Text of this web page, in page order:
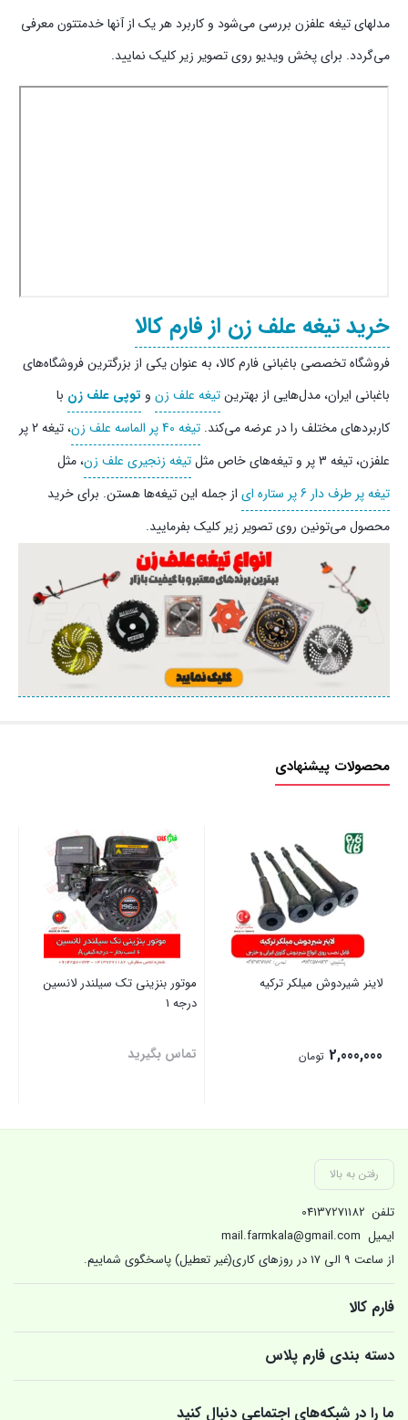
مدلهای تیغه علفزن بررسی می‌شود و کاربرد هر یک از آنها خدمتتون معرفی
می‌گردد. برای پخش ویدیو روی تصویر زیر کلیک نمایید.
خرید تیغه علف زن از فارم کالا
فروشگاه تخصصی باغبانی فارم کالا، به عنوان یکی از بزرگترین فروشگاه‌های
باغبانی ایران، مدل‌هایی از بهترینتیغه علف زن و توپی علف زن با
کاربردهای مختلف را در عرضه می‌کند. تیغه 40 پر الماسه علف زن
، تیغه 2 پر
علفزن، تیغه 3 پر و تیغه‌های خاص مثل
تیغه زنجیری علف زن، مثل
تیغه پر طرف دار 6 پر ستاره ای
از جمله این تیغه‌ها هستن. برای خرید
محصول می‌تونین روی تصویر زیر کلیک بفرمایید.
محصولات پیشنهادی
لاینر شیردوش میلکر ترکیه
2,000,000 تومان
موتور بنزینی تک سیلندر لانسین
درجه 1
تماس بگیرید
رفتن به بالا
تلفن 04137271182
ایمیل mail.farmkala@gmail.com
از ساعت 9 الی 17 در روزهای کاری(غیر تعطیل) پاسخگوی شماییم.
فارم کالا
دسته بندی فارم پلاس
ما را در شبکه‌های اجتماعی دنبال کنید